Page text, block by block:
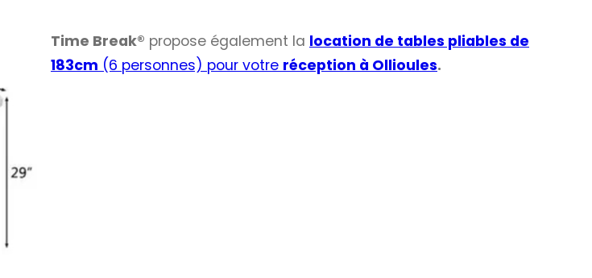
Time Break® propose également la location de tables pliables de
183cm (6 personnes) pour votre réception à Ollioules.